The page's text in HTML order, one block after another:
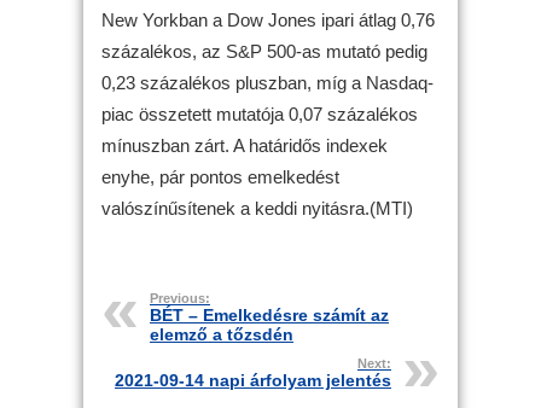
New Yorkban a Dow Jones ipari átlag 0,76
százalékos, az S&P 500-as mutató pedig
0,23 százalékos pluszban, míg a Nasdaq-
piac összetett mutatója 0,07 százalékos
mínuszban zárt. A határidős indexek
enyhe, pár pontos emelkedést
valószínűsítenek a keddi nyitásra.(MTI)
Previous:
BÉT – Emelkedésre számít az
elemző a tőzsdén
Next:
2021-09-14 napi árfolyam jelentés